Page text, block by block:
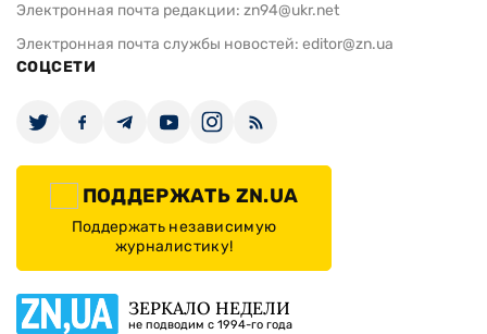
Электронная почта редакции: zn94@ukr.net
Электронная почта службы новостей: editor@zn.ua
СОЦСЕТИ
ПОДДЕРЖАТЬ ZN.UA
Поддержать независимую
журналистику!
ЗЕРКАЛО НЕДЕЛИ
не подводим с 1994-го года